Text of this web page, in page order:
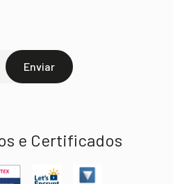
Enviar
e Certificados